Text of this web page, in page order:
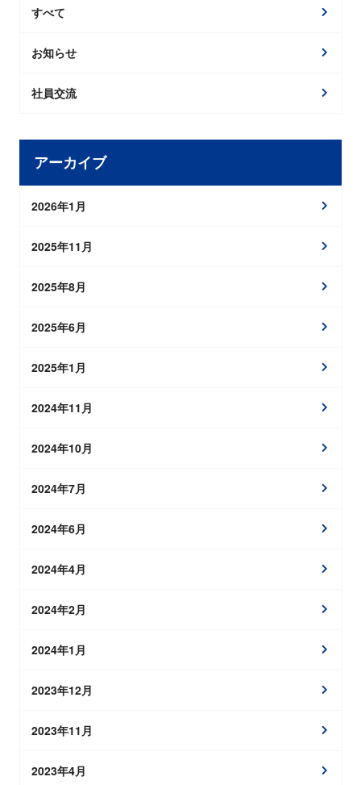
すべて
お知らせ
社員交流
アーカイブ
2026年1月
2025年11月
2025年8月
2025年6月
2025年1月
2024年11月
2024年10月
2024年7月
2024年6月
2024年4月
2024年2月
2024年1月
2023年12月
2023年11月
2023年4月